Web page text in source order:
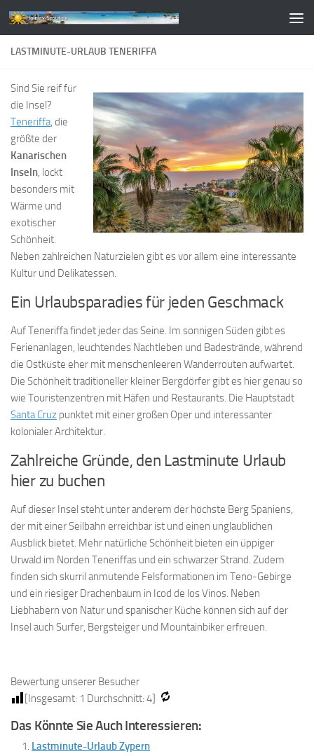
Zum Inhalt springen
LASTMINUTE-URLAUB TENERIFFA
Sind Sie reif für
die Insel?
Teneriffa, die
größte der
Kanarischen
Inseln, lockt
besonders mit
Wärme und
exotischer
Schönheit.
Neben zahlreichen Naturzielen gibt es vor allem eine interessante
Kultur und Delikatessen.
Ein Urlaubsparadies für jeden Geschmack
Auf Teneriffa findet jeder das Seine. Im sonnigen Süden gibt es
Ferienanlagen, leuchtendes Nachtleben und Badestrände, während
die Ostküste eher mit menschenleeren Wanderrouten aufwartet.
Die Schönheit traditioneller kleiner Bergdörfer gibt es hier genau so
wie Touristenzentren mit Häfen und Restaurants. Die Hauptstadt
Santa Cruz punktet mit einer großen Oper und interessanter
kolonialer Architektur.
Zahlreiche Gründe, den Lastminute Urlaub
hier zu buchen
Auf dieser Insel steht unter anderem der höchste Berg Spaniens,
der mit einer Seilbahn erreichbar ist und einen unglaublichen
Ausblick bietet. Mehr natürliche Schönheit bieten ein üppiger
Urwald im Norden Teneriffas und ein schwarzer Strand. Zudem
finden sich skurril anmutende Felsformationen im Teno-Gebirge
und ein riesiger Drachenbaum in Icod de los Vinos. Neben
Liebhabern von Natur und spanischer Küche können sich auf der
Insel auch Surfer, Bergsteiger und Mountainbiker erfreuen.
Bewertung unserer Besucher
[Insgesamt: 1 Durchschnitt: 4]
Das Könnte Sie Auch Interessieren:
Lastminute-Urlaub Zypern